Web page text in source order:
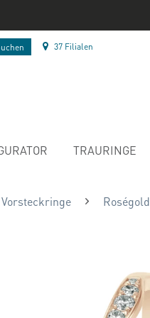
37 Filialen
TRAURINGE
Vorsteckringe Roségold